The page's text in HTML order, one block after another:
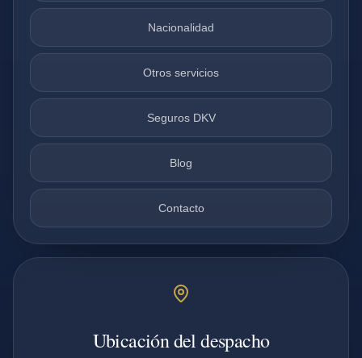
Nacionalidad
Otros servicios
Seguros DKV
Blog
Contacto
Ubicación del despacho